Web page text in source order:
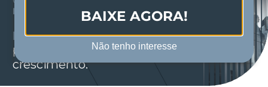
BAIXE AGORA!
Não tenho interesse
ESPAÑOL
MÉDIO E GRANDE PORTE
Estrutura,governançae
performance para empresas em
crescimento.